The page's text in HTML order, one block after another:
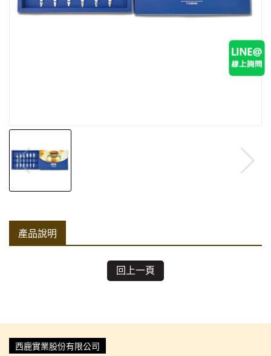
產品說明
回上一頁
西鹿實業股份有限公司